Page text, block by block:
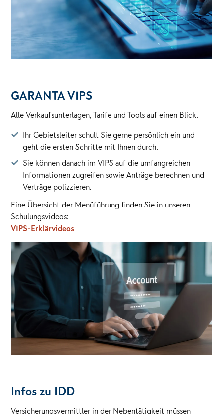
GARANTA VIPS
Alle Verkaufsunterlagen, Tarife und Tools auf einen Blick.
Ihr Gebietsleiter schult Sie gerne persönlich ein und
geht die ersten Schritte mit Ihnen durch.
Sie können danach im VIPS auf die umfangreichen
Informationen zugreifen sowie Anträge berechnen und
Verträge polizzieren.
Eine Übersicht der Menüführung finden Sie in unseren
Schulungsvideos:
VIPS-Erklärvideos
Infos zu IDD
Versicherungsvermittler in der Nebentätigkeit müssen